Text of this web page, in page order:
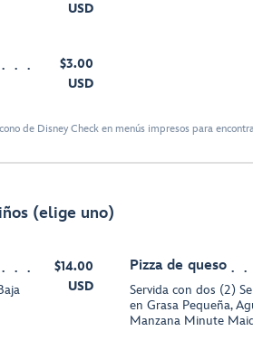
USD
$3.00
USD
de Disney Check en menús impresos para
(elige uno)
$14.00
USD
Pizza de queso
Servida con dos (2)
en Grasa Pequeña,
Manzana Minute